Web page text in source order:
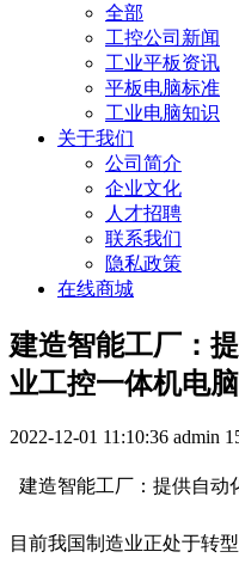
全部
工控公司新闻
工业平板资讯
平板电脑标准
工业电脑知识
关于我们
公司简介
企业文化
人才招聘
联系我们
隐私政策
在线商城
建造智能工厂：
业工控一体机电脑
2022-12-01 11:10:36 admin
建造智能工厂：提供自动
目前我国制造业正处于转